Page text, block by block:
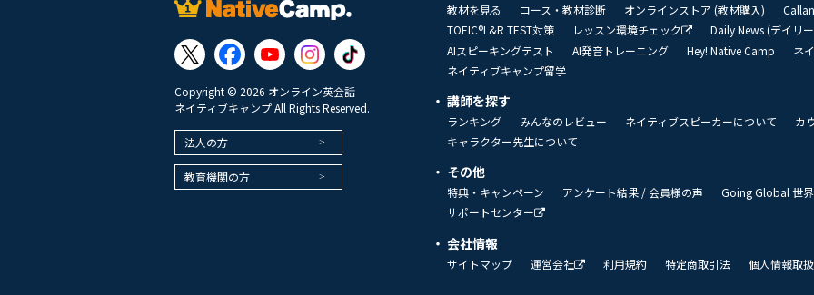
Copyright © 2026 オンライン英会話
ネイティブキャンプ All Rights Reserved.
法人の方
教育機関の方
教材を見る コース・教材診断 オンラインストア (教材購入)
TOEIC®L&R TEST対策
レッスン環境チェック
Daily News (デイリ
AIスピーキングテスト
AI発音トレーニング Hey! Native Camp
ネ
ネイティブキャンプ留学
講師を探す
ランキング みんなのレビュー ネイティブスピーカーについて
カ
キャラクター先生について
その他
特典・キャンペーン アンケート結果 / 会員様の声
Going Global 世
サポートセンター
会社情報
サイトマップ 運営会社 利用規約 特定商取引法 個人情報取